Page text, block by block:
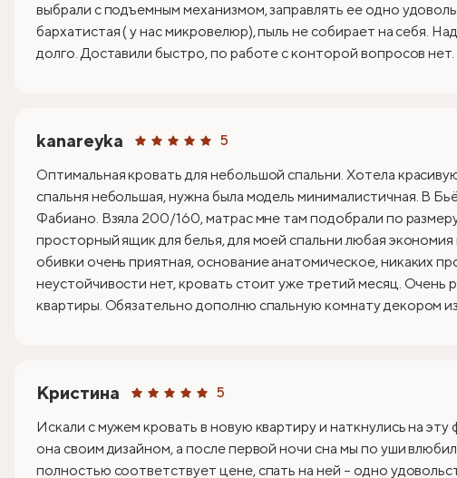
выбрали с подъемным механизмом, заправлять ее одно
бархатистая ( у нас микровелюр), пыль не собирает на себя.
долго. Доставили быстро, по работе с конторой вопросов нет.
kanareyka 5
Оптимальная кровать для небольшой спальни. Хотела
спальня небольшая, нужна была модель минималистичная. В
Фабиано. Взяла 200/160, матрас мне там подобрали по
просторный ящик для белья, для моей спальни любая
обивки очень приятная, основание анатомическое, никаких
неустойчивости нет, кровать стоит уже третий месяц. Очень
квартиры. Обязательно дополню спальную комнату декором
Кристина 5
Искали с мужем кровать в новую квартиру и наткнулись на
она своим дизайном, а после первой ночи сна мы по уши
полностью соответствует цене, спать на ней – одно